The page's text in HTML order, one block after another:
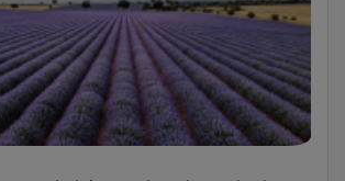
el dinamismo de la comarca
el 46% de ejecución de fondos